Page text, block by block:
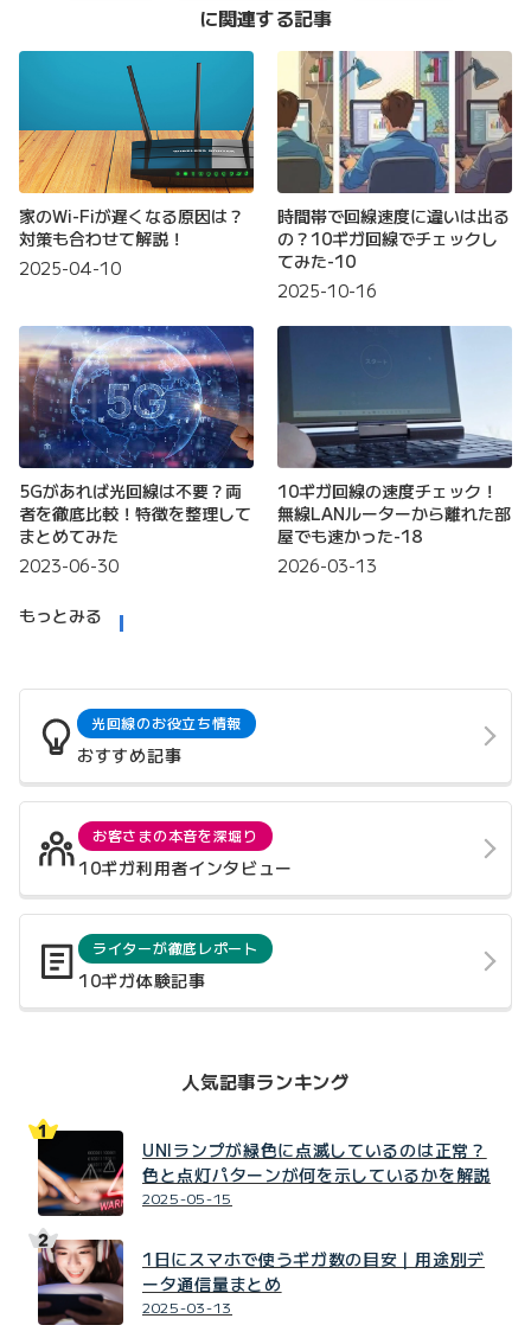
に関連する記事
家のWi-Fiが遅くなる原因は？
対策も合わせて解説！
2025-04-10
時間帯で回線速度に違いは出る
の？10ギガ回線でチェックし
てみた-10
2025-10-16
5Gがあれば光回線は不要？両
者を徹底比較！特徴を整理して
まとめてみた
2023-06-30
10ギガ回線の速度チェック！
無線LANルーターから離れた部
屋でも速かった-18
2026-03-13
もっとみる
光回線のお役立ち情報
おすすめ記事
お客さまの本音を深堀り
10ギガ利用者インタビュー
ライターが徹底レポート
10ギガ体験記事
人気記事ランキング
UNIランプが緑色に点滅しているのは正常？
色と点灯パターンが何を示しているかを解説
2025-05-15
1日にスマホで使うギガ数の目安｜用途別デ
ータ通信量まとめ
2025-03-13